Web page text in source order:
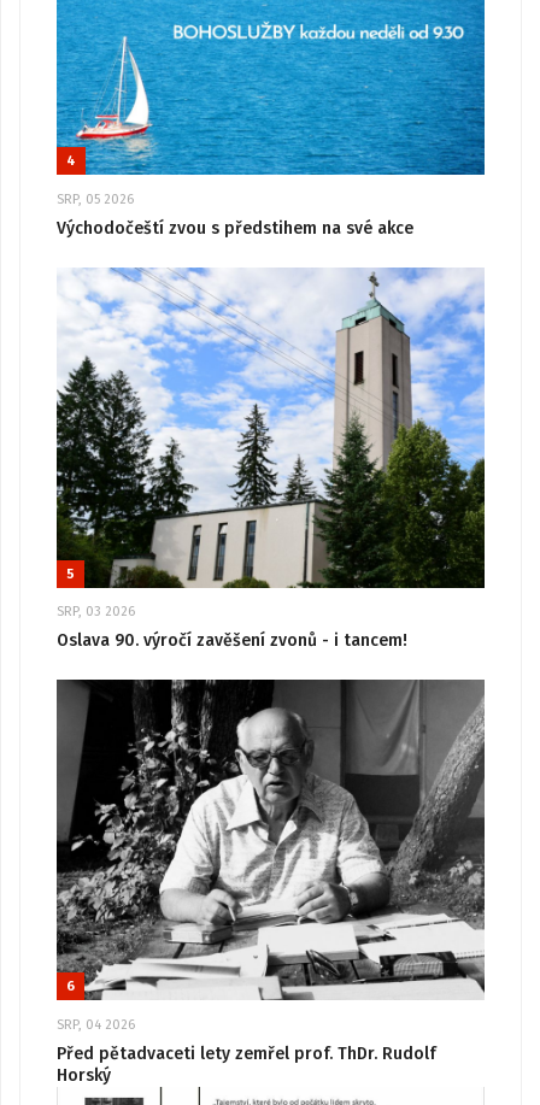
4
SRP, 05 2026
Východočeští zvou s předstihem na své akce
5
SRP, 03 2026
Oslava 90. výročí zavěšení zvonů - i tancem!
6
SRP, 04 2026
Před pětadvaceti lety zemřel prof. ThDr. Rudolf
Horský